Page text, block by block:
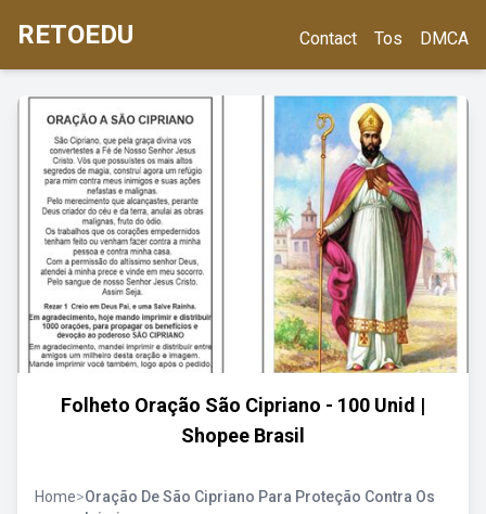
RETOEDU Contact Tos DMCA
Folheto Oração São Cipriano - 100 Unid |
Shopee Brasil
Home>Oração De São Cipriano Para Proteção Contra Os